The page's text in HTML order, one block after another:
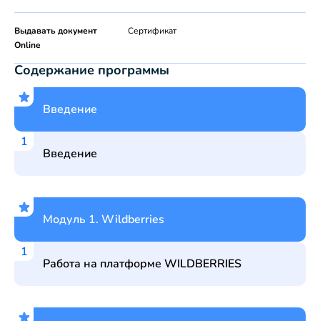
Выдавать документ
Online
Сертификат
Содержание программы
Введение
Введение
Модуль 1. Wildberries
Работа на платформе WILDBERRIES